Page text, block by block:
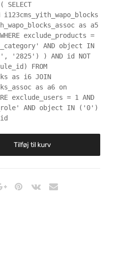
i123cms_yith_wapo_blocks
as a5
exclude_products =
AND object IN
'2825') ) AND id NOT
FROM
as i6 JOIN
as a6 on
exclude_users = 1 AND
AND object IN ('0')
Tilføj til kurv